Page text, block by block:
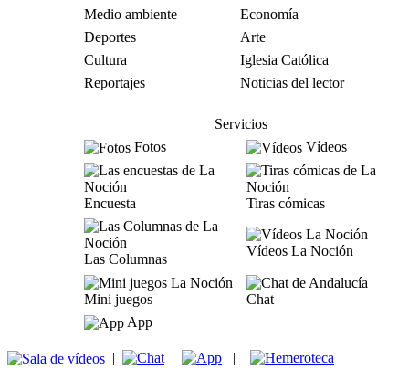
Medio ambiente
Economía
Deportes
Arte
Cultura
Iglesia Católica
Reportajes
Noticias del lector
Servicios
Fotos
Vídeos
Encuesta Tiras cómicas
Las Columnas
Vídeos La Noción
Mini juegos
Chat
App
| | |